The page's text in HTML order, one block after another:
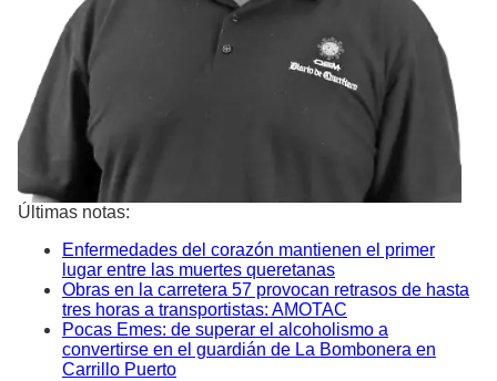
Últimas notas:
Enfermedades del corazón mantienen el primer
lugar entre las muertes queretanas
Obras en la carretera 57 provocan retrasos de hasta
tres horas a transportistas: AMOTAC
Pocas Emes: de superar el alcoholismo a
convertirse en el guardián de La Bombonera en
Carrillo Puerto